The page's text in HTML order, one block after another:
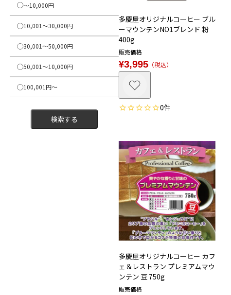
多慶屋オリジナルコーヒー ブル
ーマウンテンNO1ブレンド 粉
400g
販売価格
¥3,995 税込
0
多慶屋オリジナルコーヒー カフ
ェ＆レストラン プレミアムマウ
ンテン 豆 750g
販売価格
〜10,000円
10,001〜30,000円
30,001〜50,000円
50,001〜10,000円
100,001円〜
検索する